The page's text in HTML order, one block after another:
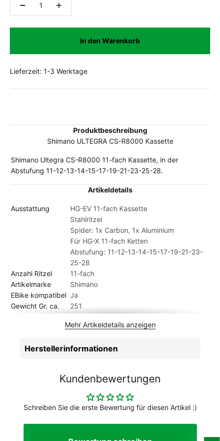
In den Warenkorb
Lieferzeit: 1-3 Werktage
Produktbeschreibung
Shimano ULTEGRA CS-R8000 Kassette
Shimano Ultegra CS-R8000 11-fach Kassette, in der
Abstufung 11-12-13-14-15-17-19-21-23-25-28.
Artikeldetails
Ausstattung
HG-EV 11-fach Kassette
Stahlritzel
Spider: 1x Carbon, 1x Aluminium
Für HG-X 11-fach Ketten
Abstufung: 11-12-13-14-15-17-19-21-23-
25-28
Anzahl Ritzel
11-fach
Artikelmarke
Shimano
EBike kompatibel Ja
Gewicht Gr. ca.
251
Mehr Artikeldetails anzeigen
Herstellerinformationen
Kundenbewertungen
Schreiben Sie die erste Bewertung für diesen Artikel :)